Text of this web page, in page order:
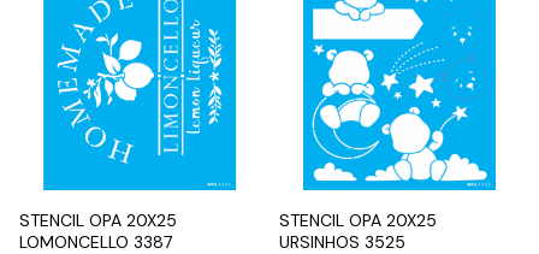
STENCIL OPA 20X25
LOMONCELLO 3387
STENCIL OPA 20X25
URSINHOS 3525